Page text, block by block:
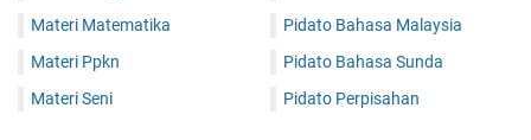
Materi Matematika
Materi Ppkn
Materi Seni
Pidato Bahasa Malaysia
Pidato Bahasa Sunda
Pidato Perpisahan